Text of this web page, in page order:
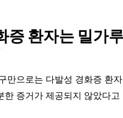
증 환자는 밀가
만으로는 다발성 경화증 환
한 증거가 제공되지 않았다고